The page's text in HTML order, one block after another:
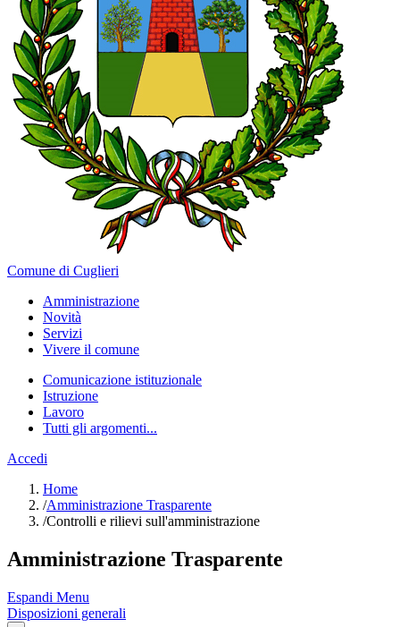
Comune di Cuglieri
Amministrazione
Novità
Servizi
Vivere il comune
Comunicazione istituzionale
Istruzione
Lavoro
Tutti gli argomenti...
Accedi
Home
/Amministrazione Trasparente
/Controlli e rilievi sull'amministrazione
Amministrazione Trasparente
Espandi Menu
Disposizioni generali